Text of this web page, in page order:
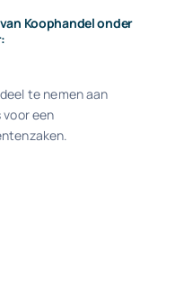
Koophandel onder
te nemen aan
een